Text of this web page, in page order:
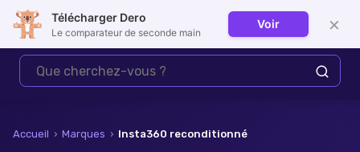
Se connecter
Accueil › Marques › Insta360 reconditionné
Télécharger Dero
Le comparateur de seconde main
Voir ×